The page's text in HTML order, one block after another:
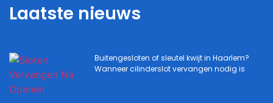
Laatste nieuws
Buitengesloten of sleutel kwijt in Haarlem?
Wanneer cilinderslot vervangen nodig is